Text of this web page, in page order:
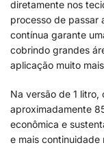
diretamente nos
processo de passar
contínua garante
cobrindo grandes
aplicação muito
Na versão de 1
aproximadamente
econômica e
e mais continuidade